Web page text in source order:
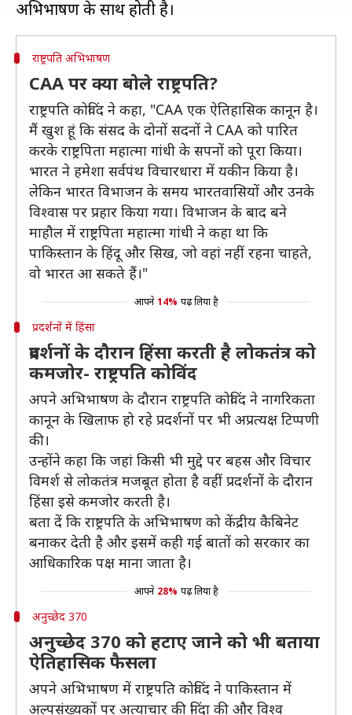
राष्ट्रपति अभिभाषण
CAA पर क्या बोले राष्ट्रपति?
राष्ट्रपति कोविंद ने कहा, "CAA एक ऐतिहासिक कानून है।
मैं खुश हूं कि संसद के दोनों सदनों ने CAA को पारित
करके राष्ट्रपिता महात्मा गांधी के सपनों को पूरा किया।
भारत ने हमेशा सर्वपंथ विचारधारा में यकीन किया है।
लेकिन भारत विभाजन के समय भारतवासियों और उनके
विश्वास पर प्रहार किया गया। विभाजन के बाद बने
माहौल में राष्ट्रपिता महात्मा गांधी ने कहा था कि
पाकिस्तान के हिंदू और सिख, जो वहां नहीं रहना चाहते,
वो भारत आ सकते हैं।"
आपने 14% पढ़ लिया है
प्रदर्शनों में हिंसा
प्रदर्शनों के दौरान हिंसा करती है लोकतंत्र को
कमजोर- राष्ट्रपति कोविंद
अपने अभिभाषण के दौरान राष्ट्रपति कोविंद ने नागरिकता
कानून के खिलाफ हो रहे प्रदर्शनों पर भी अप्रत्यक्ष टिप्पणी
की।
उन्होंने कहा कि जहां किसी भी मुद्दे पर बहस और विचार
विमर्श से लोकतंत्र मजबूत होता है वहीं प्रदर्शनों के दौरान
हिंसा इसे कमजोर करती है।
बता दें कि राष्ट्रपति के अभिभाषण को केंद्रीय कैबिनेट
बनाकर देती है और इसमें कही गई बातों को सरकार का
आधिकारिक पक्ष माना जाता है।
आपने 28% पढ़ लिया है
अनुच्छेद 370
अनुच्छेद 370 को हटाए जाने को भी बताया
ऐतिहासिक फैसला
अपने अभिभाषण में राष्ट्रपति कोविंद ने पाकिस्तान में
अल्पसंख्यकों पर अत्याचार की निंदा की और विश्व